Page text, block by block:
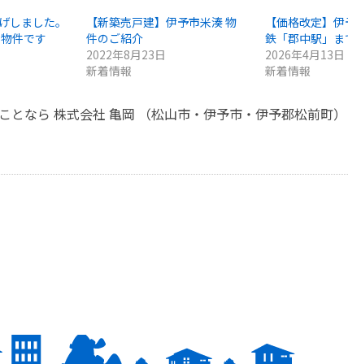
しました。
件です
【新築売戸建】伊予市米湊 物
件のご紹介
2022年8月23日
新着情報
【価格改定】
鉄「郡中駅」
2026年4月13日
新着情報
となら 株式会社 亀岡 （松山市・伊予市・伊予郡松前町）